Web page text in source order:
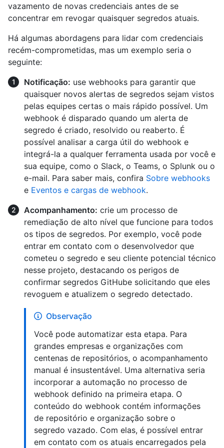
vazamento de novas credenciais antes de se
concentrar em revogar quaisquer segredos atuais.
Há algumas abordagens para lidar com credenciais
recém-comprometidas, mas um exemplo seria o
seguinte:
Notificação: use webhooks para garantir que
quaisquer novos alertas de segredos sejam vistos
pelas equipes certas o mais rápido possível. Um
webhook é disparado quando um alerta de
segredo é criado, resolvido ou reaberto. É
possível analisar a carga útil do webhook e
integrá-la a qualquer ferramenta usada por você e
sua equipe, como o Slack, o Teams, o Splunk ou o
e-mail. Para saber mais, confira Sobre webhooks
e Eventos e cargas de webhook.
Acompanhamento: crie um processo de
remediação de alto nível que funcione para todos
os tipos de segredos. Por exemplo, você pode
entrar em contato com o desenvolvedor que
cometeu o segredo e seu cliente potencial técnico
nesse projeto, destacando os perigos de
confirmar segredos GitHube solicitando que eles
revoguem e atualizem o segredo detectado.
Observação
Você pode automatizar esta etapa. Para
grandes empresas e organizações com
centenas de repositórios, o acompanhamento
manual é insustentável. Uma alternativa seria
incorporar a automação no processo de
webhook definido na primeira etapa. O
conteúdo do webhook contém informações
de repositório e organização sobre o
segredo vazado. Com elas, é possível entrar
em contato com os atuais encarregados pela